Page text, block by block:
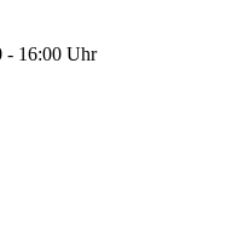
- 16:00 Uhr